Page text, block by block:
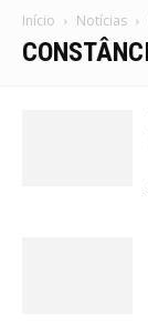
Início Notícias